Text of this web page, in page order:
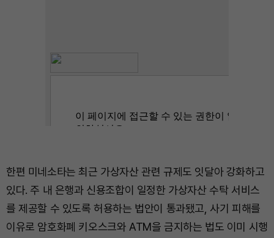
한편 미네소타는 최근 가상자산 관련 규제도 잇달아 강화하고
있다. 주 내 은행과 신용조합이 일정한 가상자산 수탁 서비스
를 제공할 수 있도록 허용하는 법안이 통과됐고, 사기 피해를
이유로 암호화폐 키오스크와 ATM을 금지하는 법도 이미 시행